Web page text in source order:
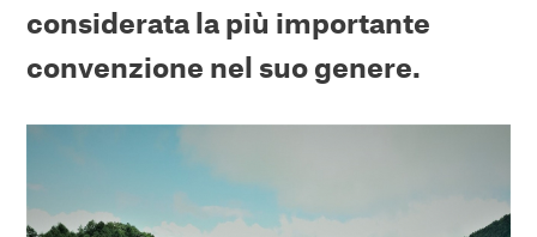
considerata la più importante
convenzione nel suo genere.